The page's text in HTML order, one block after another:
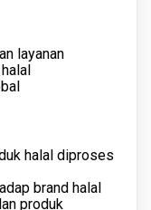
layanan
halal diproses
brand halal
produk